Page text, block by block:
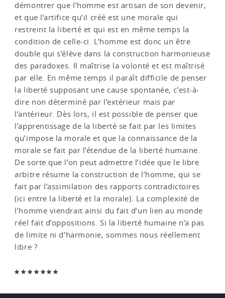
démontrer que l’homme est artisan de son devenir,
et que l’artifice qu’il créé est une morale qui
restreint la liberté et qui est en même temps la
condition de celle-ci. L’homme est donc un être
double qui s’élève dans la construction harmonieuse
des paradoxes. Il maîtrise la volonté et est maîtrisé
par elle. En même temps il paraît difficile de penser
la liberté supposant une cause spontanée, c’est-à-
dire non déterminé par l’extérieur mais par
l’antérieur. Dès lors, il est possible de penser que
l’apprentissage de la liberté se fait par les limites
qu’impose la morale et que la connaissance de la
morale se fait par l’étendue de la liberté humaine.
De sorte que l’on peut admettre l’idée que le libre
arbitre résume la construction de l’homme, qui se
fait par l’assimilation des rapports contradictoires
(ici entre la liberté et la morale). La complexité de
l’homme viendrait ainsi du fait d’un lien au monde
réel fait d’oppositions. Si la liberté humaine n’a pas
de limite ni d’harmonie, sommes nous réellement
libre ?
*******